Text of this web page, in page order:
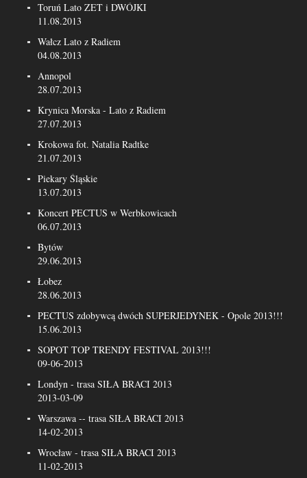
Toruń Lato ZET i DWÓJKI
11.08.2013
Wałcz Lato z Radiem
04.08.2013
Annopol
28.07.2013
Krynica Morska - Lato z Radiem
27.07.2013
Krokowa fot. Natalia Radtke
21.07.2013
Piekary Śląskie
13.07.2013
Koncert PECTUS w Werbkowicach
06.07.2013
Bytów
29.06.2013
Łobez
28.06.2013
PECTUS zdobywcą dwóch SUPERJEDYNEK - Opole 2013!!!
15.06.2013
SOPOT TOP TRENDY FESTIVAL 2013!!!
09-06-2013
Londyn - trasa SIŁA BRACI 2013
2013-03-09
Warszawa -- trasa SIŁA BRACI 2013
14-02-2013
Wrocław - trasa SIŁA BRACI 2013
11-02-2013